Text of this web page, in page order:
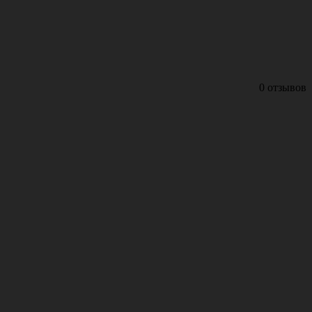
0 отзывов